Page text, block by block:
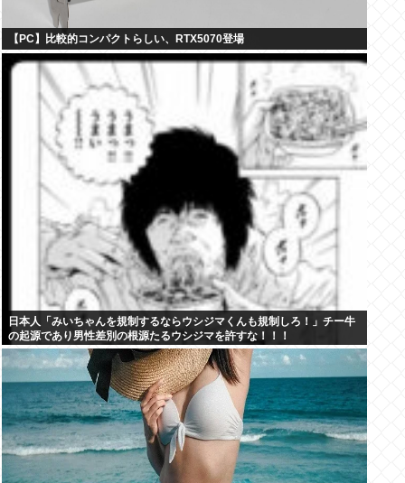
【PC】比較的コンパクトらしい、RTX5070登場
日本人「みいちゃんを規制するならウシジマくんも規制しろ！」チー牛
の起源であり男性差別の根源たるウシジマを許すな！！！